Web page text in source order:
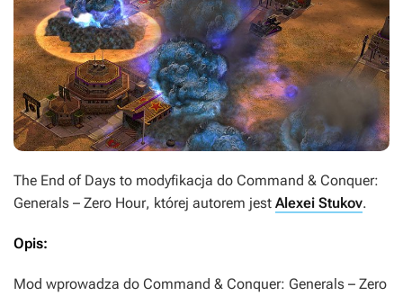
The End of Days to modyfikacja do Command & Conquer:
Generals – Zero Hour, której autorem jest Alexei Stukov.
Opis:
Mod wprowadza do Command & Conquer: Generals – Zero